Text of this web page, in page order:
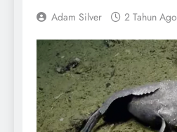
Adam Silver 2 Tahun Ago